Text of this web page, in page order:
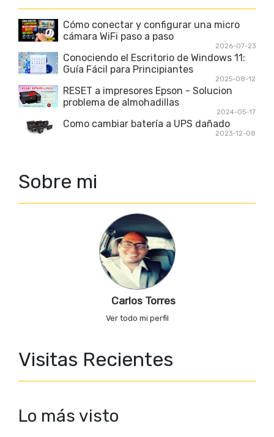
Cómo conectar y configurar una micro
cámara WiFi paso a paso
2026-07-23
Conociendo el Escritorio de Windows 11:
Guía Fácil para Principiantes
2025-08-12
RESET a impresores Epson - Solucion
problema de almohadillas
2024-05-17
Como cambiar batería a UPS dañado
2023-12-08
Sobre mi
Carlos Torres
Ver todo mi perfil
Visitas Recientes
Lo más visto